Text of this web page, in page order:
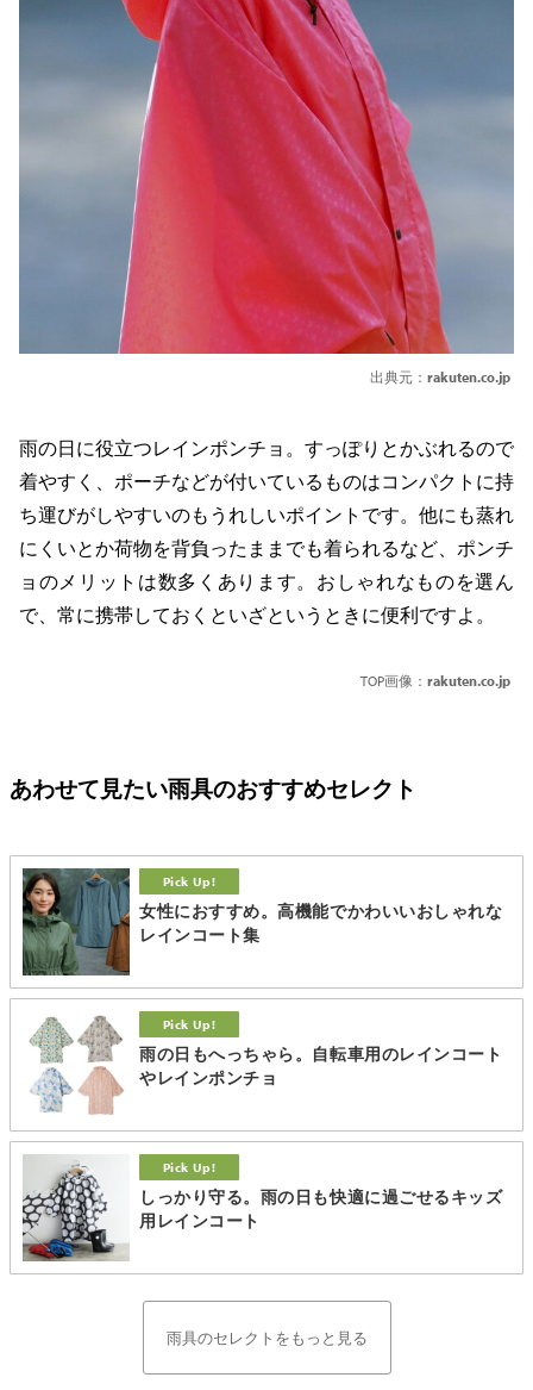
出典元： rakuten.co.jp
雨の日に役立つレインポンチョ。すっぽりとかぶれるので
着やすく、ポーチなどが付いているものはコンパクトに持
ち運びがしやすいのもうれしいポイントです。他にも蒸れ
にくいとか荷物を背負ったままでも着られるなど、ポンチ
ョのメリットは数多くあります。おしゃれなものを選ん
で、常に携帯しておくといざというときに便利ですよ。
TOP画像： rakuten.co.jp
あわせて見たい雨具のおすすめセレクト
女性におすすめ。高機能でかわいいおしゃれな
レインコート集
雨の日もへっちゃら。自転車用のレインコート
やレインポンチョ
しっかり守る。雨の日も快適に過ごせるキッズ
用レインコート
雨具のセレクトをもっと見る